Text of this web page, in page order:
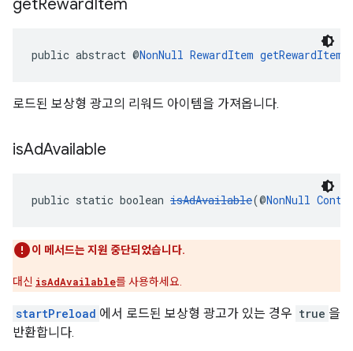
getRewardItem
public abstract @NonNull RewardItem getRewardItem
로드된 보상형 광고의 리워드 아이템을 가져옵니다.
isAdAvailable
public static boolean isAdAvailable(@NonNull
이 메서드는 지원 중단되었습니다.
대신 isAdAvailable를 사용하세요.
startPreload 에서 로드된 보상형 광고가 있는 경우 true 을
반환합니다.